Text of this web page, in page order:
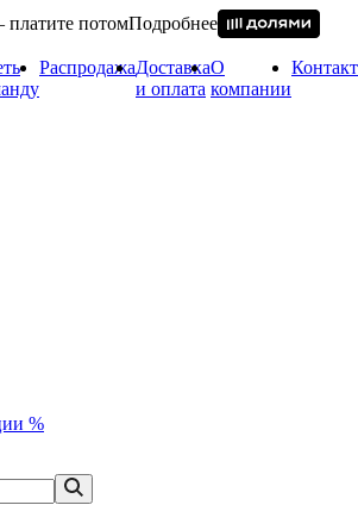
потомПодробнее
РаспродажаДоставка
и оплата
О
компании
%